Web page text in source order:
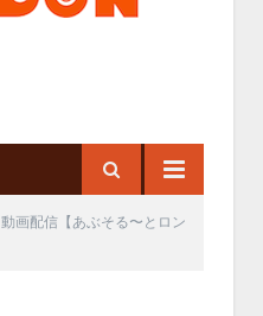
動画配信【あぶそる〜とロン